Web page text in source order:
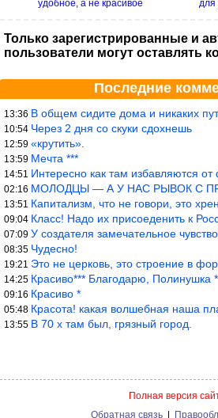
удобное, а не красивое
для
Только зарегистрированные и
пользователи могут оставлять
Последние
13:36 В общем сидите дома и никаких
10:54 Через 2 дня со скуки сдохнешь
12:59 «крутить».
13:59 Мечта ***
14:51 Интересно как там избавляются от
02:16 МОЛОДЦЫ — А У НАС РЫВОК С
13:51 Капитализм, что не говори, это
09:04 Класс! Надо их присоеденить к
07:09 У создателя замечательное
08:35 Чудесно!
19:21 Это не церковь, это строение в
14:25 Красиво*** Благодарю, Полинушка *
09:16 Красиво *
05:48 Красота! какая волшебная наша
13:55 В 70 х там был, грязный город.
Полная версия
Обратная связь